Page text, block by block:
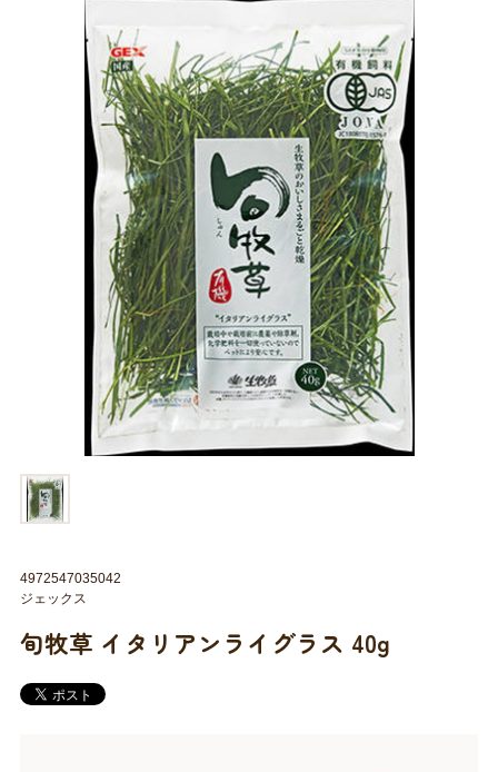
日用品（デイリー）
トリマーグッズ シニアサポート
お問い合わせ
旬牧草 イタリアンライグラス 40g
4972547035042
ジェックス